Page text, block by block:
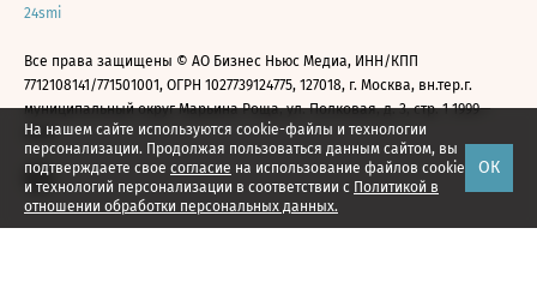
На нашем сайте используются cookie-файлы и технологии
персонализации. Продолжая пользоваться данным сайтом, вы
подтверждаете свое согласие на использование файлов cookie
и технологий персонализации в соответствии с Политикой в
отношении обработки персональных данных.
ОК
24smi
Все права защищены © АО Бизнес Ньюс Медиа, ИНН/КПП
7712108141/771501001, ОГРН 1027739124775, 127018, г. Москва, вн.тер.г.
муниципальный округ Марьина Роща, ул. Полковая, д. 3, стр. 1 1999—
2026